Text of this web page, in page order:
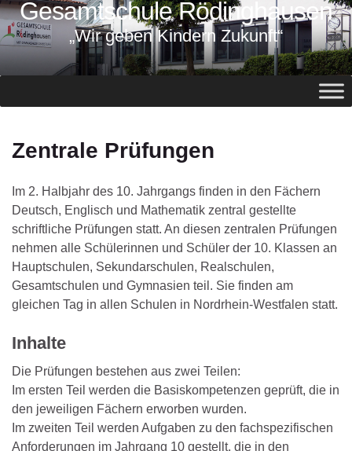
springen
Gesamtschule Rödinghausen
„Wir geben Kindern Zukunft“
Zentrale Prüfungen
Im 2. Halbjahr des 10. Jahrgangs finden in den Fächern
Deutsch, Englisch und Mathematik zentral gestellte
schriftliche Prüfungen statt. An diesen zentralen Prüfungen
nehmen alle Schülerinnen und Schüler der 10. Klassen an
Hauptschulen, Sekundarschulen, Realschulen,
Gesamtschulen und Gymnasien teil. Sie finden am
gleichen Tag in allen Schulen in Nordrhein-Westfalen statt.
Inhalte
Die Prüfungen bestehen aus zwei Teilen:
Im ersten Teil werden die Basiskompetenzen geprüft, die in
den jeweiligen Fächern erworben wurden.
Im zweiten Teil werden Aufgaben zu den fachspezifischen
Anforderungen im Jahrgang 10 gestellt, die in den